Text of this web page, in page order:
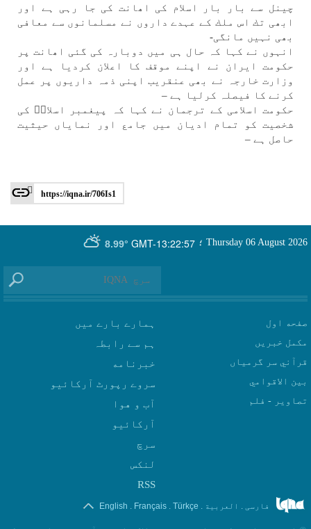
چينل سے بار بار اسلام كی اھانت كی جا رہی ہے اور
ابھی تك اس ملك كے عہدے داروں نے مسلمانوں سے معافی
بھی نہیں مانگی-
انہوں نے كہا كہ حال ہی میں دوبارہ كی گئی اھانت پر
حكومت ايران نے اپنے موقف كا اعلان كرديا ہے اور
وزارت خارجہ نے بھی عنقريب اپنی ذمہ داريوں پر عمل
كرنے كا فيصلہ كرليا ہے –
حكومت اسلامی كے ترجمان نے كہا كہ پيغمبر اسلامۖ كی
شخصيت كو تمام اديان میں جامع اور نماياں حيثيت
حاصل ہے –
https://iqna.ir/706Is1
GMT-13:22:57
8.99° Thursday 06 August 2026 ؛
صفحه اول
مکمل خبریں
قرآني سر گرمياں
بين الاقوامي
تصاوير - فلم
ہمارے بارے میں
ہم سے رابطہ
سروے رپورٹ آرکائیو
آب و هوا
سرچ
لنکس
RSS
فارسی . العربیة .
Türkçe
.
Français
.
English